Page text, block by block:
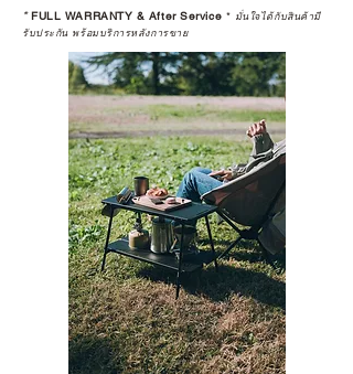
*FULL WARRANTY & After Service * มั่นใจได้กับสินค้ามี
รับประกัน พร้อมบริการหลังการขาย